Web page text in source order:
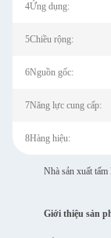
4Ứng dụng:
5Chiều rộng:
6Nguồn gốc:
7Năng lực cung cấp:
8Hàng hiệu:
Nhà sản xuất
Giới thiệu sản